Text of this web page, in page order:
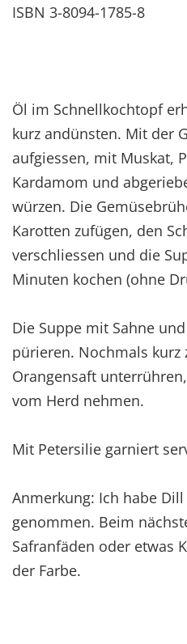
ISBN 3-8094-1785-8
Öl im Schnellkochtopf
kurz andünsten. Mit der
aufgiessen, mit Muskat,
Kardamom und
würzen. Die
Karotten zufügen, den
verschliessen und die
Minuten kochen (ohne
Die Suppe mit Sahne
pürieren. Nochmals kurz
Orangensaft
vom Herd nehmen.
Mit Petersilie garniert
Anmerkung: Ich habe
genommen. Beim
Safranfäden oder etwas
der Farbe.